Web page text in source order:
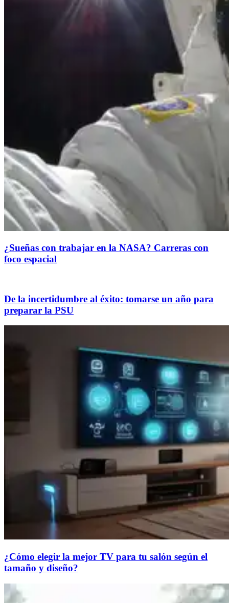
¿Sueñas con trabajar en la NASA? Carreras con
foco espacial
De la incertidumbre al éxito: tomarse un año para
preparar la PSU
¿Cómo elegir la mejor TV para tu salón según el
tamaño y diseño?